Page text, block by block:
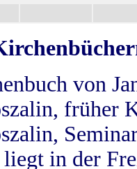
von
früher
in der